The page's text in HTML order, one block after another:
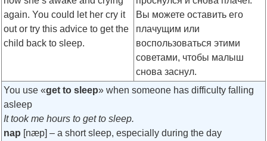
again. You could let her cry it
out or try this advice to get the
child back to sleep.
Вы можете оставить его
плачущим или
воспользоваться этими
советами, чтобы малыш
снова заснул.
You use «get to sleep» when someone has difficulty falling
asleep
It took me hours to get to sleep.
nap [næp] – a short sleep, especially during the day